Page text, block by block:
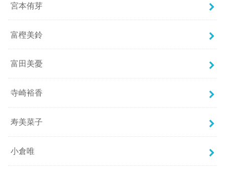
宮本侑芽
富樫美鈴
富田美憂
寺崎裕香
寿美菜子
小倉唯